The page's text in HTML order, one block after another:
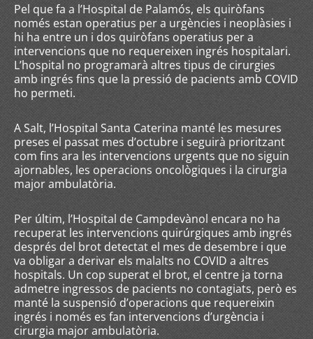
Pel que fa a l’Hospital de Palamós, els quiròfans
només estan operatius per a urgències i neoplàsies i
hi ha entre un i dos quiròfans operatius per a
intervencions que no requereixen ingrés hospitalari.
L’hospital no programarà altres tipus de cirurgies
amb ingrés fins que la pressió de pacients amb COVID
ho permeti.
A Salt, l’Hospital Santa Caterina manté les mesures
preses el passat mes d’octubre i seguirà prioritzant
com fins ara les intervencions urgents que no siguin
ajornables, les operacions oncològiques i la cirurgia
major ambulatòria.
Per últim, l’Hospital de Campdevànol encara no ha
recuperat les intervencions quirúrgiques amb ingrés
després del brot detectat el mes de desembre i que
va obligar a derivar els malalts no COVID a altres
hospitals. Un cop superat el brot, el centre ja torna
admetre ingressos de pacients no contagiats, però es
manté la suspensió d’operacions que requereixin
ingrés i només es fan intervencions d’urgència i
cirurgia major ambulatòria.